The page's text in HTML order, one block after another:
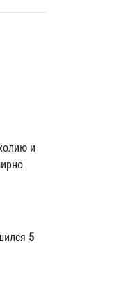
и
5